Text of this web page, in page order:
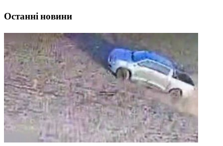
Останні новини